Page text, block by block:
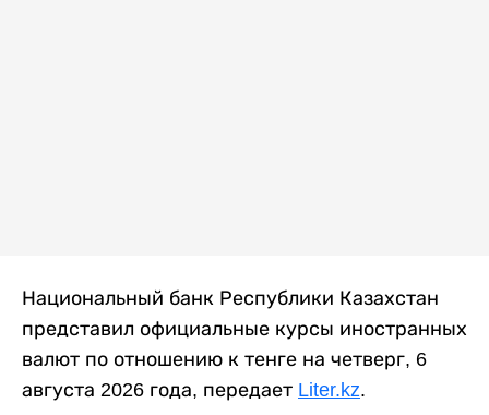
Национальный банк Республики Казахстан
представил официальные курсы иностранных
валют по отношению к тенге на четверг, 6
августа 2026 года, передает Liter.kz.